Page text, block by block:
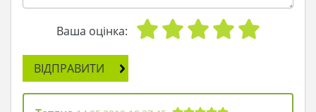
Ваша оцінка:
ВІДПРАВИТИ